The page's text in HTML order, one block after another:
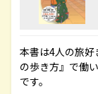
本書は4人の旅好
の歩き方』で働
です。